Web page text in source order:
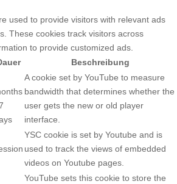
used to provide visitors with relevant ads
These cookies track visitors across
to provide customized ads.
Beschreibung
A cookie set by YouTube to measure
bandwidth that determines whether the
user gets the new or old player
interface.
YSC cookie is set by Youtube and is
used to track the views of embedded
videos on Youtube pages.
YouTube sets this cookie to store the